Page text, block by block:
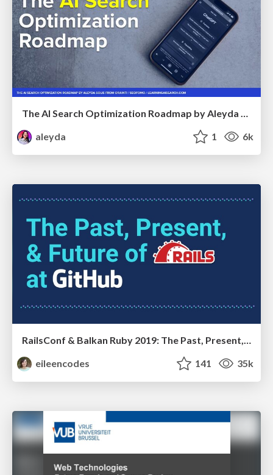
The AI Search Optimization Roadmap by Aleyda Solis
aleyda
1 6k
RailsConf & Balkan Ruby 2019: The Past, Present, and Future of Rails at GitHub
eileencodes
141 35k